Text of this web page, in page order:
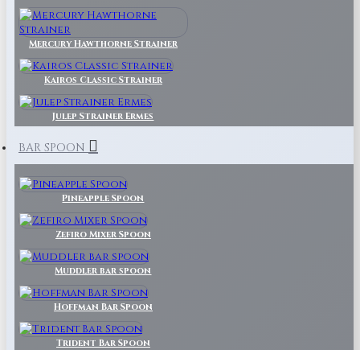
Mercury Hawthorne Strainer
Kairos Classic Strainer
Julep Strainer Ermes
BAR SPOON
Pineapple Spoon
Zefiro Mixer Spoon
Muddler bar spoon
Hoffman Bar Spoon
Trident Bar Spoon